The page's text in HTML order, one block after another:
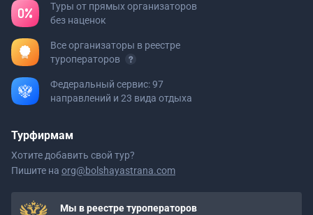
Туры от прямых организаторов
без наценок
Все организаторы в реестре
туроператоров
Федеральный сервис: 97
направлений и 23 вида отдыха
Турфирмам
Хотите добавить свой тур?
Пишите на org@bolshayastrana.com
Мы в реестре туроператоров